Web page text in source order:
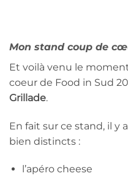
Mon stand coup de
Et voilà venu le
coeur de Food in Sud
Grillade.
En fait sur ce stand, il y
bien distincts :
l’apéro cheese